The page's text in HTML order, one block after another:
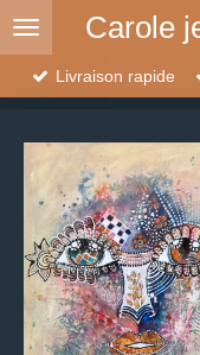
Passer
contenu
principal
Carole
Livraison rapide